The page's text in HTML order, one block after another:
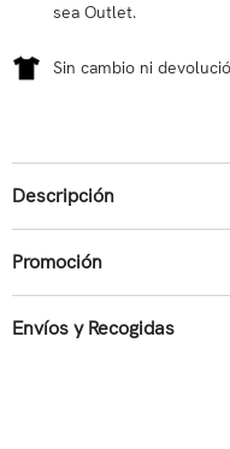
sea Outlet.
Sin cambio ni
Descripción
Promoción
Envíos y Recogidas